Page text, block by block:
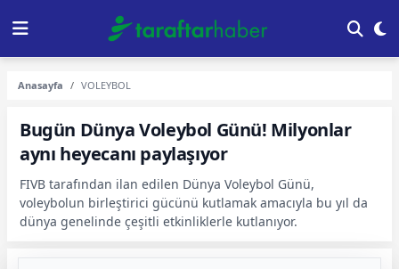
Anasayfa VOLEYBOL
Bugün Dünya Voleybol Günü! Milyonlar
aynı heyecanı paylaşıyor
FIVB tarafından ilan edilen Dünya Voleybol Günü,
voleybolun birleştirici gücünü kutlamak amacıyla bu yıl da
dünya genelinde çeşitli etkinliklerle kutlanıyor.